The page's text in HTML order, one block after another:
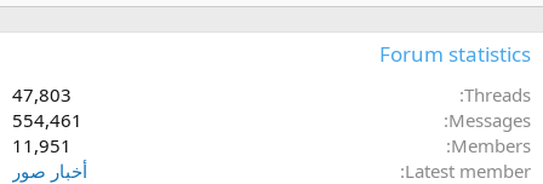
Forum statistics
Threads
47,803
Messages
554,461
Members
11,951
Latest member
أخبار صور